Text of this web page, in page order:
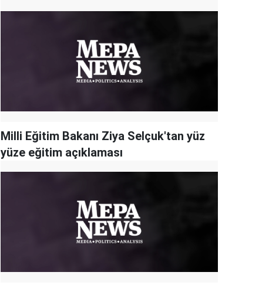
Milli Eğitim Bakanı Ziya Selçuk'tan yüz
yüze eğitim açıklaması